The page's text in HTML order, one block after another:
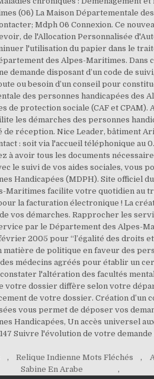
, Relique Indienne Mots Fléchés ,
Sabine En Arabe ,